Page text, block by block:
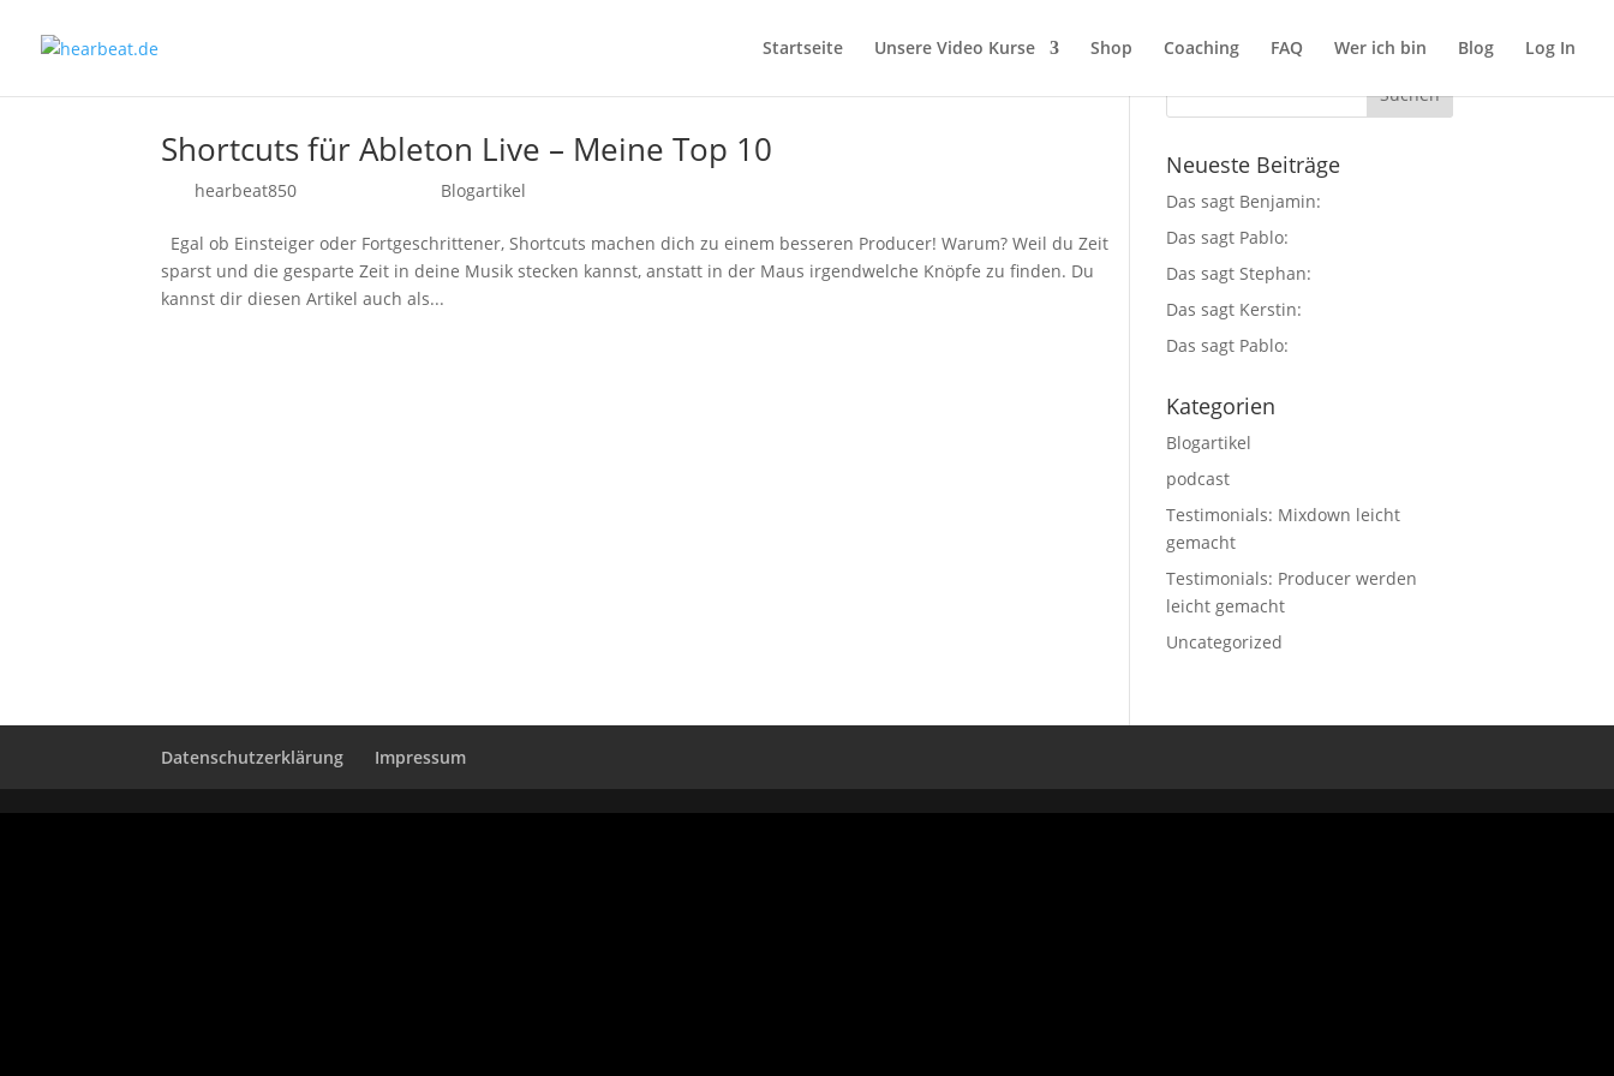
Startseite Unsere Video Kurse Shop Coaching FAQ Wer ich bin Blog Log In
Shortcuts für Ableton Live – Meine Top 10
hearbeat850 Blogartikel
Egal ob Einsteiger oder Fortgeschrittener, Shortcuts machen dich zu einem besseren Producer! Warum? Weil du Zeit
sparst und die gesparte Zeit in deine Musik stecken kannst, anstatt in der Maus irgendwelche Knöpfe zu finden. Du
kannst dir diesen Artikel auch als...
Neueste Beiträge
Das sagt Benjamin:
Das sagt Pablo:
Das sagt Stephan:
Das sagt Kerstin:
Das sagt Pablo:
Kategorien
Blogartikel
podcast
Testimonials: Mixdown leicht
gemacht
Testimonials: Producer werden
leicht gemacht
Uncategorized
Datenschutzerklärung Impressum